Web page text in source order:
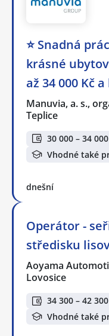
⭐ Snadná
krásné
až 34 000 Kč
Manuvia, a. s.,
Teplice
30 000 – 34
Vhodné také
dnešní
Operátor -
středisku
Aoyama
Lovosice
34 300 – 42
Vhodné také